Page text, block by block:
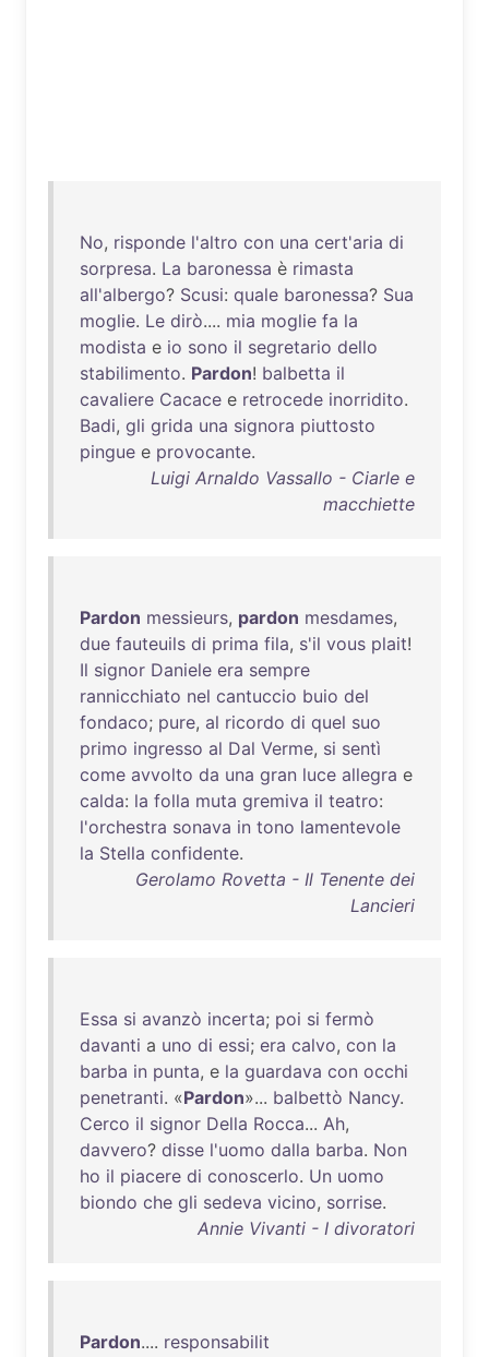
No, risponde l'altro con una cert'aria di
sorpresa. La baronessa è rimasta
all'albergo? Scusi: quale baronessa? Sua
moglie. Le dirò.... mia moglie fa la
modista e io sono il segretario dello
stabilimento. Pardon! balbetta il
cavaliere Cacace e retrocede inorridito.
Badi, gli grida una signora piuttosto
pingue e provocante.
Luigi Arnaldo Vassallo - Ciarle e
macchiette
Pardon messieurs, pardon mesdames,
due fauteuils di prima fila, s'il vous plait!
Il signor Daniele era sempre
rannicchiato nel cantuccio buio del
fondaco; pure, al ricordo di quel suo
primo ingresso al Dal Verme, si sentì
come avvolto da una gran luce allegra e
calda: la folla muta gremiva il teatro:
l'orchestra sonava in tono lamentevole
la Stella confidente.
Gerolamo Rovetta - Il Tenente dei
Lancieri
Essa si avanzò incerta; poi si fermò
davanti a uno di essi; era calvo, con la
barba in punta, e la guardava con occhi
penetranti. «Pardon»... balbettò Nancy.
Cerco il signor Della Rocca... Ah,
davvero? disse l'uomo dalla barba. Non
ho il piacere di conoscerlo. Un uomo
biondo che gli sedeva vicino, sorrise.
Annie Vivanti - I divoratori
Pardon.... responsabilit